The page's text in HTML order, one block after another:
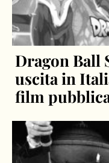
Dragon Ball
uscita in
film